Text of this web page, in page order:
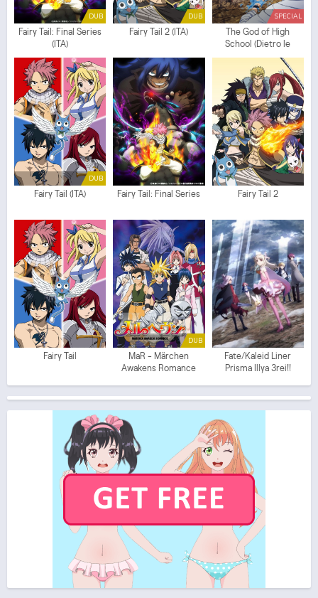
DUB
Fairy Tail: Final Series
(ITA)
DUB
Fairy Tail 2 (ITA)
SPECIAL
The God of High
School (Dietro le
quinte)
DUB
Fairy Tail (ITA) Fairy Tail: Final Series Fairy Tail 2
Fairy Tail
DUB
MaR - Märchen
Awakens Romance
Fate/Kaleid Liner
Prisma Illya 3rei!!